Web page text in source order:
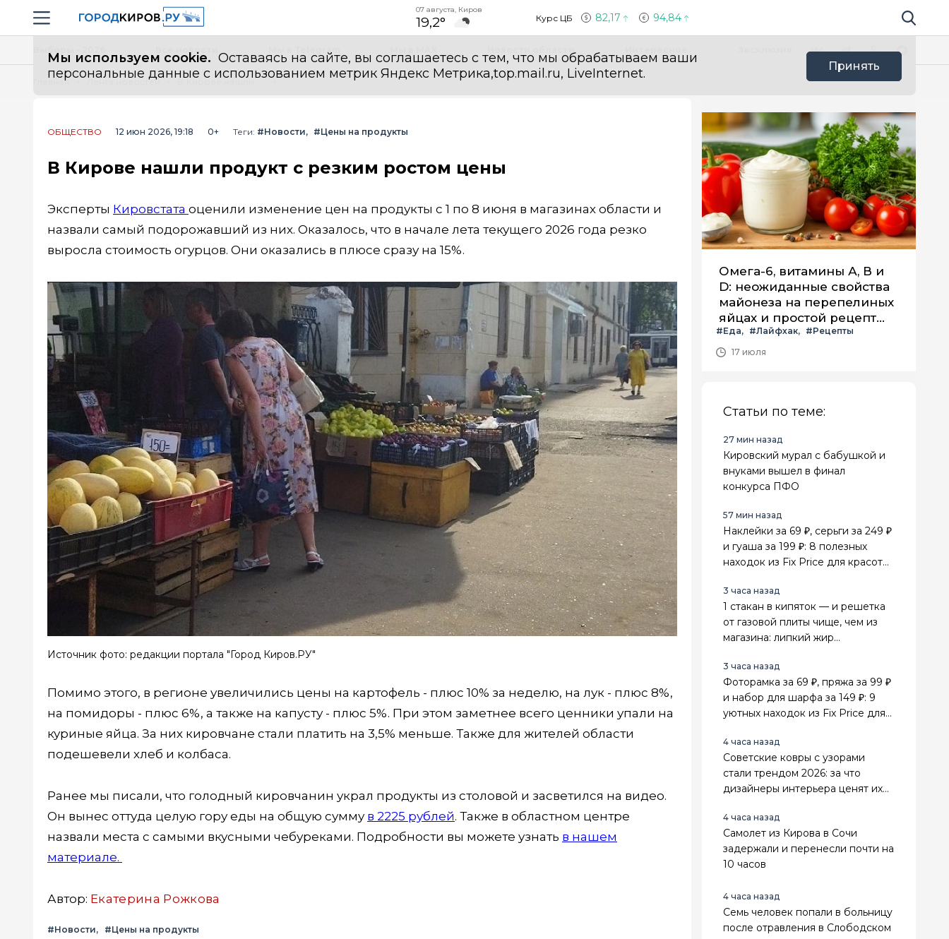
Навигация сайта
07 августа, Киров
19,2° Курс ЦБ 82,17 94,84 Поиск по
Мы используем cookie. Оставаясь на сайте, вы соглашаетесь с тем, что мы обрабатываем ваши
персональные данные с использованием метрик Яндекс Метрика,top.mail.ru, LiveInternet.
Принять
Все новости
Главная Лента новостей
ОБЩЕСТВО 12 июн 2026, 19:18 0+ Теги: #Новости #Цены на продукты
В Кирове нашли продукт с резким ростом цены
Эксперты Кировстата оценили изменение цен на продукты с 1 по 8 июня в магазинах области и
назвали самый подорожавший из них. Оказалось, что в начале лета текущего 2026 года резко
выросла стоимость огурцов. Они оказались в плюсе сразу на 15%.
Источник фото: редакции портала "Город Киров.РУ"
Помимо этого, в регионе увеличились цены на картофель - плюс 10% за неделю, на лук - плюс 8%,
на помидоры - плюс 6%, а также на капусту - плюс 5%. При этом заметнее всего ценники упали на
куриные яйца. За них кировчане стали платить на 3,5% меньше. Также для жителей области
подешевели хлеб и колбаса.
Ранее мы писали, что голодный кировчанин украл продукты из столовой и засветился на видео.
Он вынес оттуда целую гору еды на общую сумму в 2225 рублей. Также в областном центре
назвали места с самыми вкусными чебуреками. Подробности вы можете узнать в нашем
материале.
Автор: Екатерина Рожкова
#Новости #Цены на продукты
Омега-6, витамины А, В и
D: неожиданные свойства
майонеза на перепелиных
яйцах и простой рецепт
летнего салата с ним
#Еда #Лайфхак
#Рецепты
17 июля
Статьи по теме:
27 мин назад
Кировский мурал с бабушкой и
внуками вышел в финал
конкурса ПФО
57 мин назад
Наклейки за 69 ₽, серьги за 249 ₽
и гуаша за 199 ₽: 8 полезных
находок из Fix Price для красоты,
3 часа назад
1 стакан в кипяток — и решетка
от газовой плиты чище, чем из
магазина: липкий жир
3 часа назад
Фоторамка за 69 ₽, пряжа за 99 ₽
и набор для шарфа за 149 ₽: 9
уютных находок из Fix Price для
4 часа назад
Советские ковры с узорами
стали трендом 2026: за что
дизайнеры интерьера ценят их
4 часа назад
Самолет из Кирова в Сочи
задержали и перенесли почти на
10 часов
4 часа назад
Семь человек попали в больницу
после отравления в Слободском